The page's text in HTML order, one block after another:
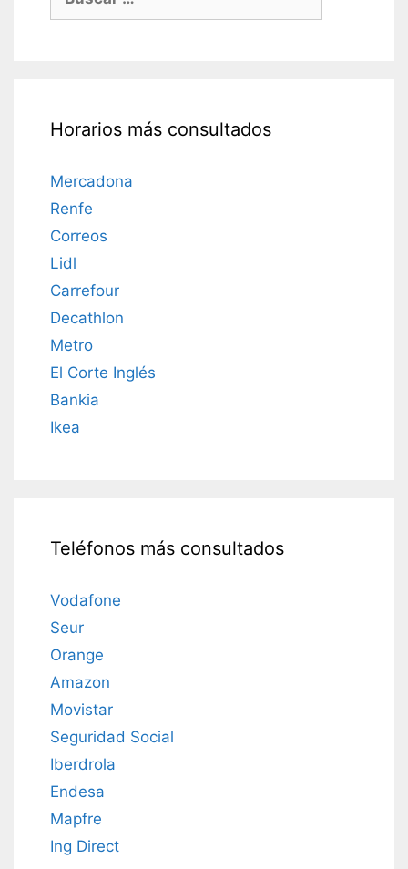
Horarios más consultados
Mercadona
Renfe
Correos
Lidl
Carrefour
Decathlon
Metro
El Corte Inglés
Bankia
Ikea
Teléfonos más consultados
Vodafone
Seur
Orange
Amazon
Movistar
Seguridad Social
Iberdrola
Endesa
Mapfre
Ing Direct